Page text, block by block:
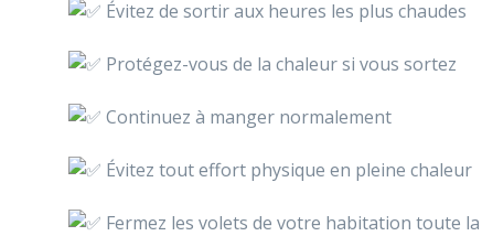
Évitez de sortir aux heures les plus chaudes
Protégez-vous de la chaleur si vous sortez
Continuez à manger normalement
Évitez tout effort physique en pleine chaleur
Fermez les volets de votre habitation toute